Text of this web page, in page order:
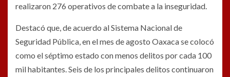
realizaron 276 operativos de combate a la inseguridad.
Destacó que, de acuerdo al Sistema Nacional de
Seguridad Pública, en el mes de agosto Oaxaca se colocó
como el séptimo estado con menos delitos por cada 100
mil habitantes. Seis de los principales delitos continuaron